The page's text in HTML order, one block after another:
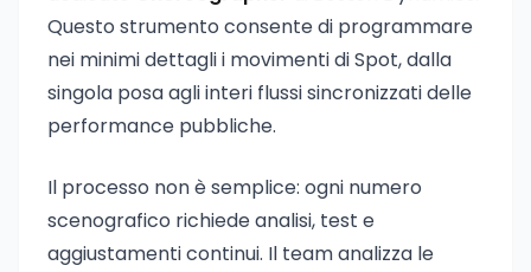
Questo strumento consente di programmare
nei minimi dettagli i movimenti di Spot, dalla
singola posa agli interi flussi sincronizzati delle
performance pubbliche.
Il processo non è semplice: ogni numero
scenografico richiede analisi, test e
aggiustamenti continui. Il team analizza le